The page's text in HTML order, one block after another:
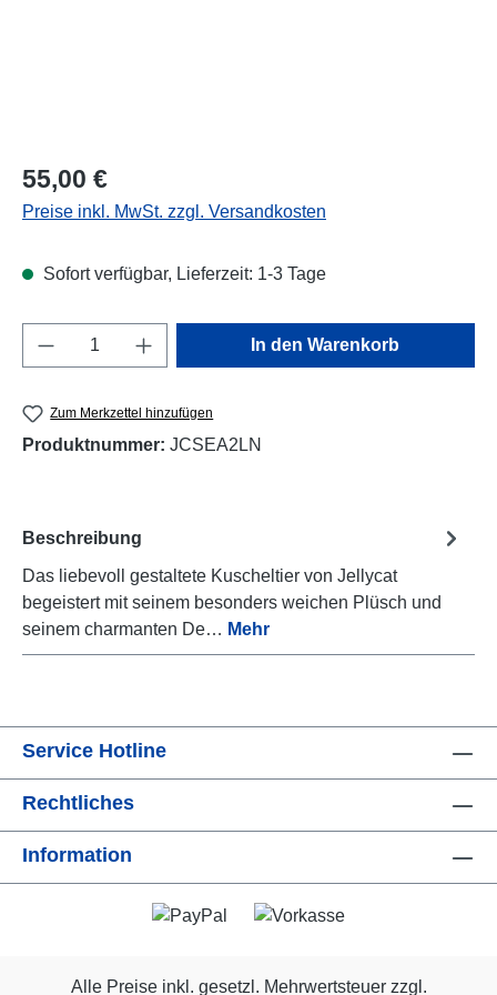
Regulärer Preis:
55,00 €
Preise inkl. MwSt. zzgl. Versandkosten
Sofort verfügbar, Lieferzeit: 1-3 Tage
Produkt Anzahl: Gib den gewünschten
In den Warenkorb
Zum Merkzettel hinzufügen
Produktnummer: JCSEA2LN
Beschreibung
Das liebevoll gestaltete Kuscheltier von Jellycat
begeistert mit seinem besonders weichen Plüsch und
seinem charmanten De… Mehr
Service Hotline
Rechtliches
Information
Alle Preise inkl. gesetzl. Mehrwertsteuer zzgl.